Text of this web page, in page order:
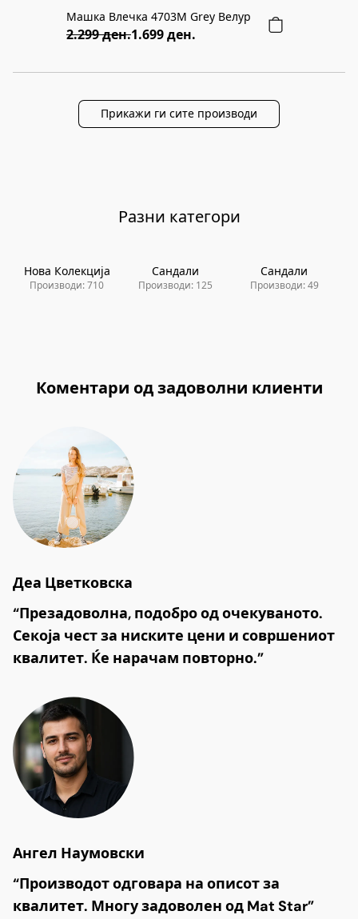
26% ПОПУСТ
Машка Влечка 4703M Grey Велур
2.299 ден.1.699 ден.
Прикажи ги сите производи
Разни категори
Нова Колекција
Производи: 710
Сандали
Производи: 125
Сандали
Производи: 49
Коментари од задоволни клиенти
Деа Цветковска
“Презадоволна, подобро од очекуваното.
Секоја чест за ниските цени и совршениот
квалитет. Ќе нарачам повторно.”
Ангел Наумовски
“Производот одговара на описот за
квалитет. Многу задоволен од Mat Star”